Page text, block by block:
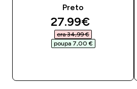
Preto
discounted price
27.99€‎
era 34,99 €‎
poupa 7,00 €‎